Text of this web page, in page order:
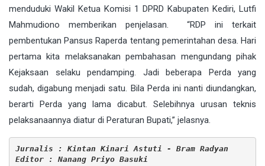
menduduki Wakil Ketua Komisi 1 DPRD Kabupaten Kediri, Lutfi
Mahmudiono memberikan penjelasan. “RDP ini terkait
pembentukan Pansus Raperda tentang pemerintahan desa. Hari
pertama kita melaksanakan pembahasan mengundang pihak
Kejaksaan selaku pendamping. Jadi beberapa Perda yang
sudah, digabung menjadi satu. Bila Perda ini nanti diundangkan,
berarti Perda yang lama dicabut. Selebihnya urusan teknis
pelaksanaannya diatur di Peraturan Bupati,” jelasnya.
Jurnalis : Kintan Kinari Astuti - Bram Radyan
Editor : Nanang Priyo Basuki